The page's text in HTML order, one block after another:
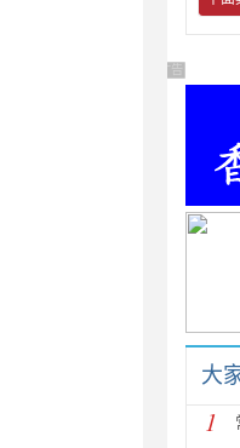
广告 商业广
大
1